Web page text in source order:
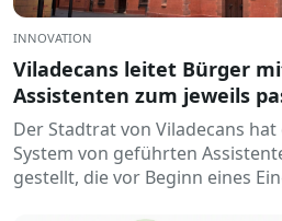
INNOVATION
Viladecans leitet Bürger
Assistenten zum jeweils
DigiCanvis
Der Stadtrat von Viladecans
System von geführten
gestellt, die vor Beginn eines